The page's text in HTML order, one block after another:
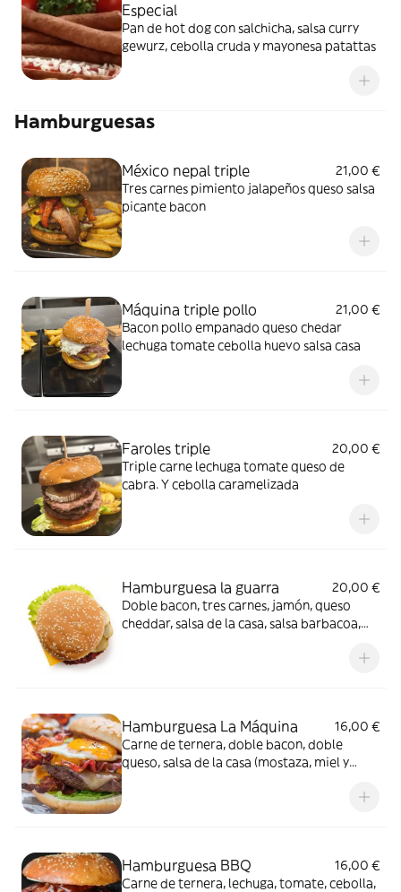
Especial
Pan de hot dog con salchicha, salsa curry
gewurz, cebolla cruda y mayonesa patattas
Hamburguesas
México nepal triple
21,00 €
Tres carnes pimiento jalapeños queso salsa
picante bacon
Máquina triple pollo
21,00 €
Bacon pollo empanado queso chedar
lechuga tomate cebolla huevo salsa casa
Faroles triple
20,00 €
Triple carne lechuga tomate queso de
cabra. Y cebolla caramelizada
Hamburguesa la guarra
20,00 €
Doble bacon, tres carnes, jamón, queso
cheddar, salsa de la casa, salsa barbacoa,
Hamburguesa La Máquina
16,00 €
Carne de ternera, doble bacon, doble
queso, salsa de la casa (mostaza, miel y
Hamburguesa BBQ
16,00 €
Carne de ternera, lechuga, tomate, cebolla,